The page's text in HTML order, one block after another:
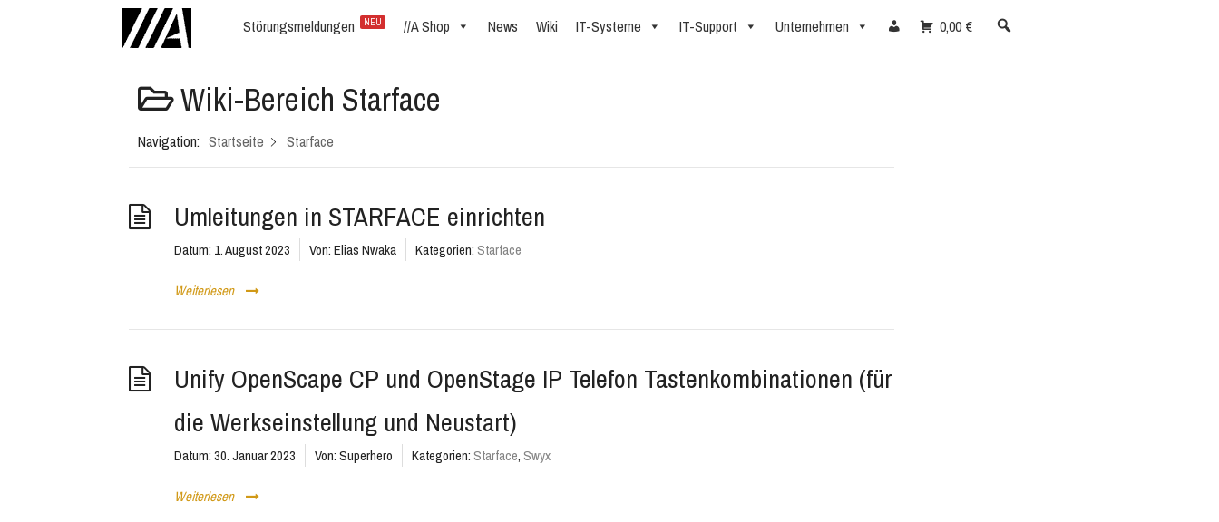
Störungsmeldungen NEU //A Shop News Wiki IT-Systeme IT-Support Unternehmen 0,00 €
Wiki-Bereich Starface
Navigation: Startseite Starface
Umleitungen in STARFACE einrichten
Datum: 1. August 2023 Von:Elias Nwaka Kategorien:Starface
Weiterlesen
Unify OpenScape CP und OpenStage IP Telefon Tastenkombinationen (für
die Werkseinstellung und Neustart)
Datum:30. Januar 2023 Von:Superhero Kategorien:Starface,Swyx
Weiterlesen